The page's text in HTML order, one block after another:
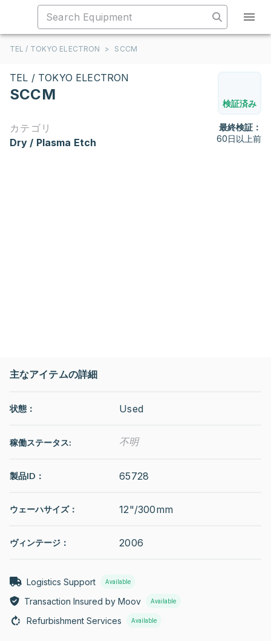
TEL / TOKYO ELECTRON > SCCM
TEL / TOKYO ELECTRON
SCCM
検証済み
カテゴリ
Dry / Plasma Etch
最終検証：
60日以上前
主なアイテムの詳細
状態： Used
稼働ステータス: 不明
製品ID： 65728
ウェーハサイズ： 12"/300mm
ヴィンテージ： 2006
Logistics Support Available
Transaction Insured by Moov Available
Refurbishment Services Available